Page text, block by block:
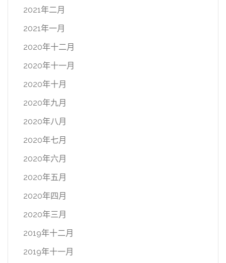
2021年二月
2021年一月
2020年十二月
2020年十一月
2020年十月
2020年九月
2020年八月
2020年七月
2020年六月
2020年五月
2020年四月
2020年三月
2019年十二月
2019年十一月